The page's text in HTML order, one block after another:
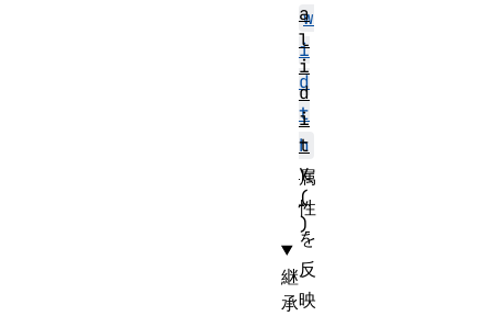
w
i
d
t
h
属
性
を
反
映
a
l
i
d
i
t
y
(
)
継
承